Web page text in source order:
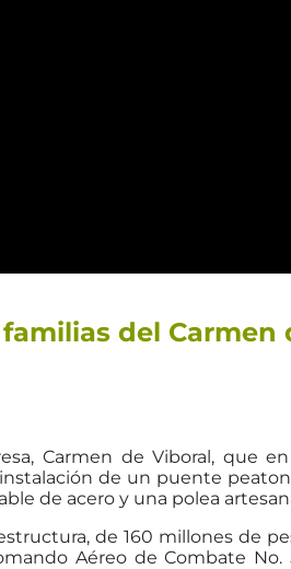
del Carmen
Carmen de Viboral, que
de un puente
de acero y una polea
de 160 millones de
Aéreo de Combate No.